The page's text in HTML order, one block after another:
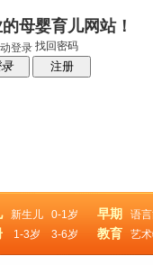
登录 找回密码
注册
新生儿
0-1岁
1-3岁
3-6岁
早期
教育
语
艺